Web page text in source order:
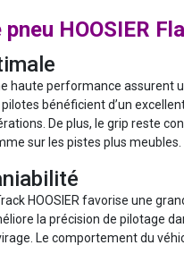
HOOSIER
haute performance assurent
bénéficient d’un
De plus, le grip reste
sur les pistes plus meubles.
HOOSIER favorise une
la précision de pilotage
Le comportement du